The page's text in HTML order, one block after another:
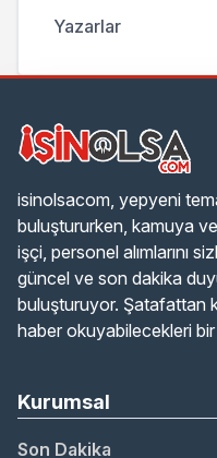
Yazarlar
isinolsacom, yepyeni
buluştururken, kamuya
işçi, personel alımlarını
güncel ve son dakika
buluşturuyor. Şatafattan
haber okuyabilecekleri
Kurumsal
Son Dakika